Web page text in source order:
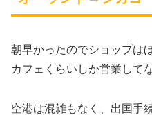
朝早かったのでショップは
カフェくらいしか営業して
空港は混雑もなく、出国手